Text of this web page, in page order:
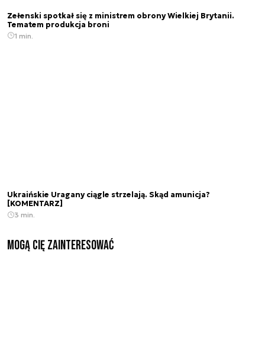
Zełenski spotkał się z ministrem obrony Wielkiej Brytanii.
Tematem produkcja broni
1 min.
Ukraińskie Uragany ciągle strzelają. Skąd amunicja?
[KOMENTARZ]
3 min.
Mogą Cię zainteresować